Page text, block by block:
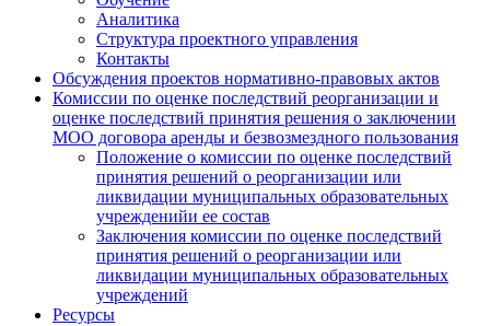
Аналитика
Структура проектного управления
Контакты
Обсуждения проектов нормативно-правовых актов
Комиссии по оценке последствий реорганизации и
оценке последствий принятия решения о заключении
МОО договора аренды и безвозмездного пользования
Положение о комиссии по оценке последствий
принятия решений о реорганизации или
ликвидации муниципальных образовательных
учрежденийи ее состав
Заключения комиссии по оценке последствий
принятия решений о реорганизации или
ликвидации муниципальных образовательных
учреждений
Ресурсы